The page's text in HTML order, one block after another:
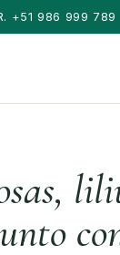
+51 986 999 789